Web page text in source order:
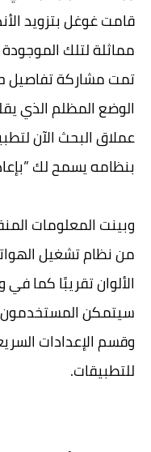
قامت غوغل بتزويد
مماثلة لتلك
تمت مشاركة تفاصيل
الوضع المظلم الذي
عملاق البحث الآن
بنظامه يسمح لك
وبينت المعلومات
من نظام تشغيل
سيتمكن المستخدمون
وقسم الإعدادات
للتطبيقات.